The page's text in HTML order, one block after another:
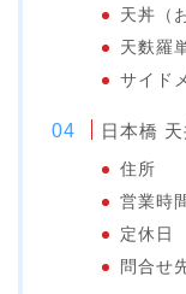
天丼（
天麩羅
サイド
日本橋
住所
営業時
定休日
問合せ